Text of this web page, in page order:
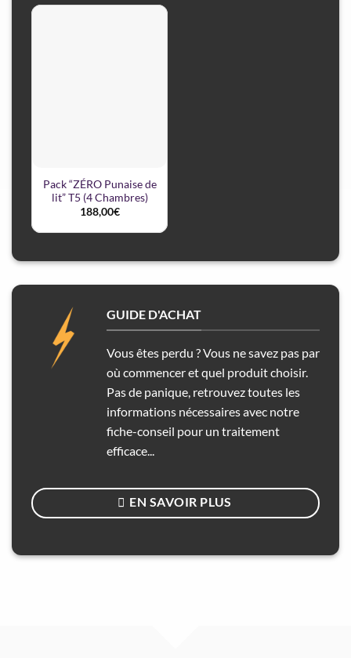
Pack “ZÉRO Punaise de
lit” T5 (4 Chambres)
188,00€
GUIDE D'ACHAT
Vous êtes perdu ? Vous ne savez pas par
où commencer et quel produit choisir.
Pas de panique, retrouvez toutes les
informations nécessaires avec notre
fiche-conseil pour un traitement
efficace...
EN SAVOIR PLUS